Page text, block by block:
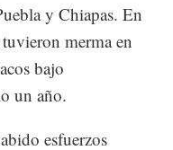
y Chiapas. En
merma en
bajo
un año.
esfuerzos